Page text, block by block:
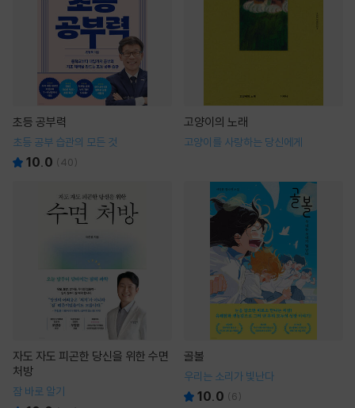
초등 공부력
초등 공부 습관의 모든 것
10.0 (40)
고양이의 노래
고양이를 사랑하는 당신에게
자도 자도 피곤한 당신을 위한 수면
처방
잠 바로 알기
골볼
우리는 소리가 빛난다
10.0 (6)